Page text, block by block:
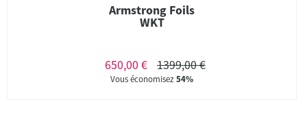
Armstrong Foils
WKT
650,00 € 1399,00 €
Vous économisez54%